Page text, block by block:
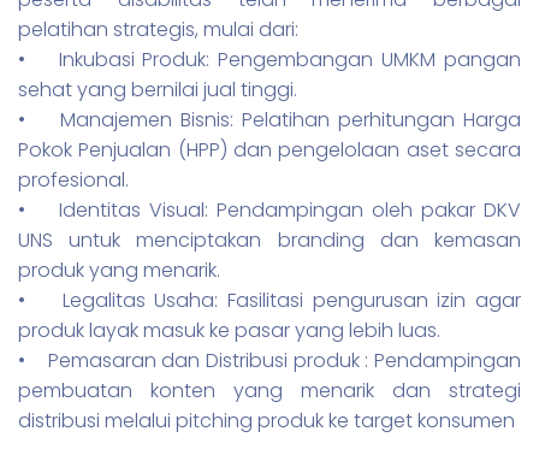
pelatihan strategis, mulai dari:
• Inkubasi Produk: Pengembangan UMKM pangan
sehat yang bernilai jual tinggi.
• Manajemen Bisnis: Pelatihan perhitungan Harga
Pokok Penjualan (HPP) dan pengelolaan aset secara
profesional.
• Identitas Visual: Pendampingan oleh pakar DKV
UNS untuk menciptakan branding dan kemasan
produk yang menarik.
• Legalitas Usaha: Fasilitasi pengurusan izin agar
produk layak masuk ke pasar yang lebih luas.
• Pemasaran dan Distribusi produk : Pendampingan
pembuatan konten yang menarik dan strategi
distribusi melalui pitching produk ke target konsumen